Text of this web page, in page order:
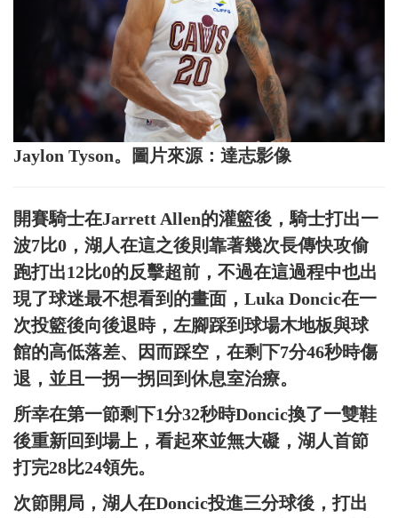
Jaylon Tyson。圖片來源：達志影像
開賽騎士在Jarrett Allen的灌籃後，騎士打出一
波7比0，湖人在這之後則靠著幾次長傳快攻偷
跑打出12比0的反擊超前，不過在這過程中也出
現了球迷最不想看到的畫面，Luka Doncic在一
次投籃後向後退時，左腳踩到球場木地板與球
館的高低落差、因而踩空，在剩下7分46秒時傷
退，並且一拐一拐回到休息室治療。
所幸在第一節剩下1分32秒時Doncic換了一雙鞋
後重新回到場上，看起來並無大礙，湖人首節
打完28比24領先。
次節開局，湖人在Doncic投進三分球後，打出